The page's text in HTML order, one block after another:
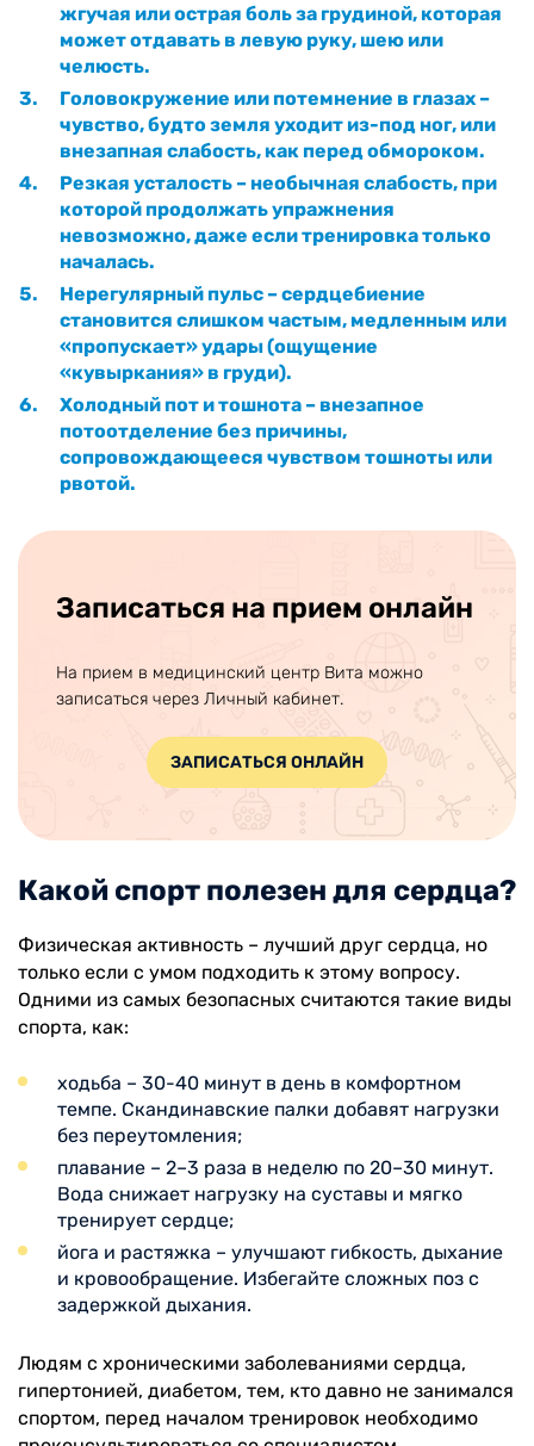
жгучая или острая боль за грудиной, которая
может отдавать в левую руку, шею или
челюсть.
Головокружение или потемнение в глазах –
чувство, будто земля уходит из-под ног, или
внезапная слабость, как перед обмороком.
Резкая усталость – необычная слабость, при
которой продолжать упражнения
невозможно, даже если тренировка только
началась.
Нерегулярный пульс – сердцебиение
становится слишком частым, медленным или
«пропускает» удары (ощущение
«кувыркания» в груди).
Холодный пот и тошнота – внезапное
потоотделение без причины,
сопровождающееся чувством тошноты или
рвотой.
Записаться на прием онлайн
На прием в медицинский центр Вита можно
записаться через Личный кабинет.
ЗАПИСАТЬСЯ ОНЛАЙН
Какой спорт полезен для сердца?
Физическая активность – лучший друг сердца, но
только если с умом подходить к этому вопросу.
Одними из самых безопасных считаются такие виды
спорта, как:
ходьба – 30-40 минут в день в комфортном
темпе. Скандинавские палки добавят нагрузки
без переутомления;
плавание – 2–3 раза в неделю по 20–30 минут.
Вода снижает нагрузку на суставы и мягко
тренирует сердце;
йога и растяжка – улучшают гибкость, дыхание
и кровообращение. Избегайте сложных поз с
задержкой дыхания.
Людям с хроническими заболеваниями сердца,
гипертонией, диабетом, тем, кто давно не занимался
спортом, перед началом тренировок необходимо